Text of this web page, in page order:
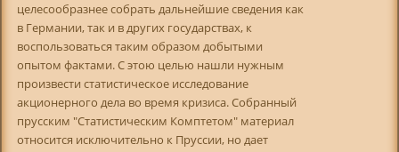
целесообразнее собрать дальнейшие сведения как
в Германии, так и в других государствах, к
воспользоваться таким образом добытыми
опытом фактами. С этою целью нашли нужным
произвести статистическое исследование
акционерного дела во время кризиса. Собранный
прусским "Статистическим Комптетом" материал
относится исключительно к Пруссии, но дает